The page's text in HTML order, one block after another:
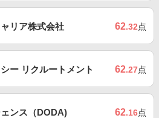
リア株式会社 62.32点
ー リクルートメント 62.27点
ンス（DODA) 62.16点